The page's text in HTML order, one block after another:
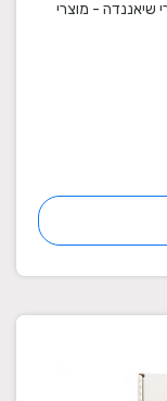
שיאננדה - מוצרי